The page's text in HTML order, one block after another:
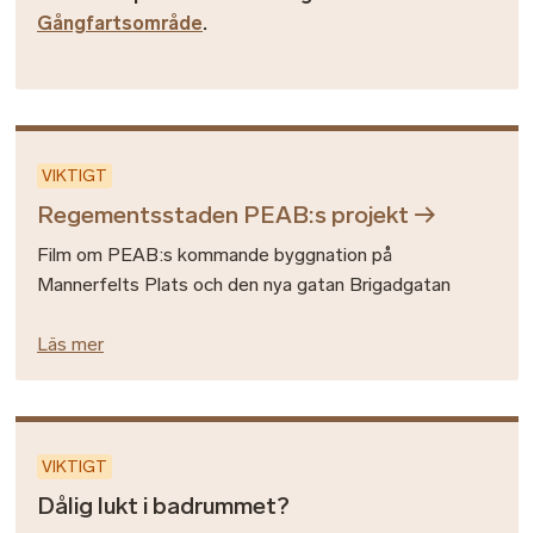
Gångfartsområde.
VIKTIGT
Regementsstaden PEAB:s projekt
Film om PEAB:s kommande byggnation på
Mannerfelts Plats och den nya gatan Brigadgatan
Läs mer
VIKTIGT
Dålig lukt i badrummet?